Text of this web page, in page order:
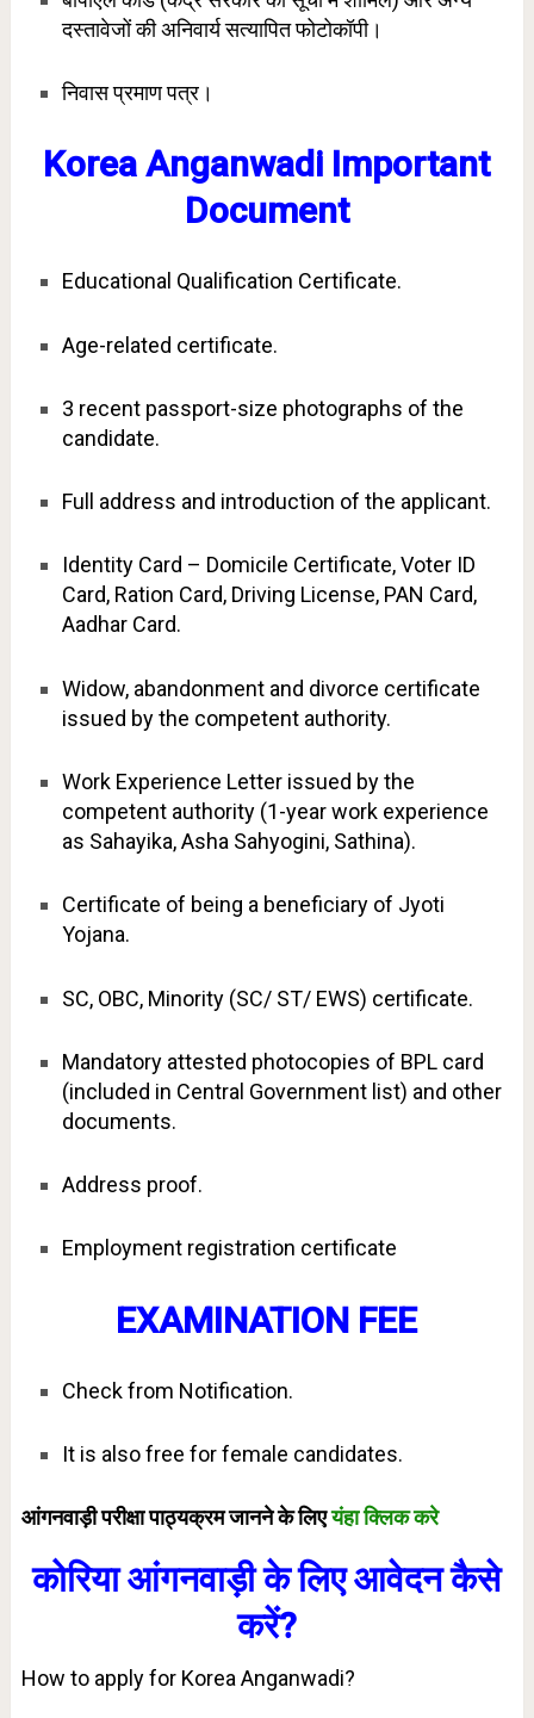
दस्तावेजों की अनिवार्य सत्यापित फोटोकॉपी।
निवास प्रमाण पत्र।
Korea Anganwadi Important
Document
Educational Qualification Certificate.
Age-related certificate.
3 recent passport-size photographs of the
candidate.
Full address and introduction of the applicant.
Identity Card – Domicile Certificate, Voter ID
Card, Ration Card, Driving License, PAN Card,
Aadhar Card.
Widow, abandonment and divorce certificate
issued by the competent authority.
Work Experience Letter issued by the
competent authority (1-year work experience
as Sahayika, Asha Sahyogini, Sathina).
Certificate of being a beneficiary of Jyoti
Yojana.
SC, OBC, Minority (SC/ ST/ EWS) certificate.
Mandatory attested photocopies of BPL card
(included in Central Government list) and other
documents.
Address proof.
Employment registration certificate
EXAMINATION FEE
Check from Notification.
It is also free for female candidates.
आंगनवाड़ी परीक्षा पाठ्यक्रम जानने के लिएयंहा क्लिक करे
कोरिया आंगनवाड़ी के लिए आवेदन कैसे
करें?
How to apply for Korea Anganwadi?